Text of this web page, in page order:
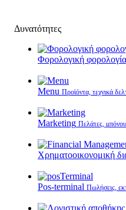
Δυνατότητες
Φορολογική φορολογία
Menu Προϊόντα, τεχνικά
Marketing Πελάτες,
Χρηματοοικονομική
Pos-terminal Πωλήσεις,